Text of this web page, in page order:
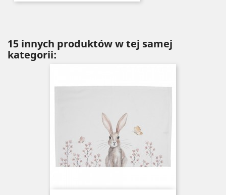
15 innych produktów w tej samej
kategorii: